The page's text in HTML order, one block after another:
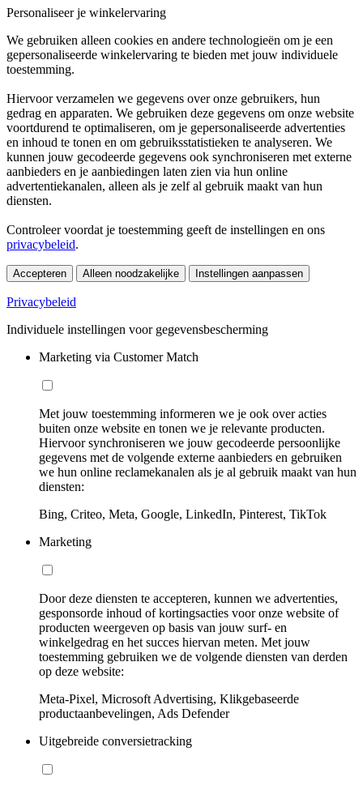
Personaliseer je winkelervaring
We gebruiken alleen cookies en andere technologieën om je een
gepersonaliseerde winkelervaring te bieden met jouw individuele
toestemming.
Hiervoor verzamelen we gegevens over onze gebruikers, hun
gedrag en apparaten. We gebruiken deze gegevens om onze website
voortdurend te optimaliseren, om je gepersonaliseerde advertenties
en inhoud te tonen en om gebruiksstatistieken te analyseren. We
kunnen jouw gecodeerde gegevens ook synchroniseren met externe
aanbieders en je aanbiedingen laten zien via hun online
advertentiekanalen, alleen als je zelf al gebruik maakt van hun
diensten.
Controleer voordat je toestemming geeft de instellingen en ons
privacybeleid.
Accepteren Alleen noodzakelijke Instellingen aanpassen
Privacybeleid
Individuele instellingen voor gegevensbescherming
Marketing via Customer Match
Met jouw toestemming informeren we je ook over acties
buiten onze website en tonen we je relevante producten.
Hiervoor synchroniseren we jouw gecodeerde persoonlijke
gegevens met de volgende externe aanbieders en gebruiken
we hun online reclamekanalen als je al gebruik maakt van hun
diensten:
Bing, Criteo, Meta, Google, LinkedIn, Pinterest, TikTok
Marketing
Door deze diensten te accepteren, kunnen we advertenties,
gesponsorde inhoud of kortingsacties voor onze website of
producten weergeven op basis van jouw surf- en
winkelgedrag en het succes hiervan meten. Met jouw
toestemming gebruiken we de volgende diensten van derden
op deze website:
Meta-Pixel, Microsoft Advertising, Klikgebaseerde
productaanbevelingen, Ads Defender
Uitgebreide conversietracking